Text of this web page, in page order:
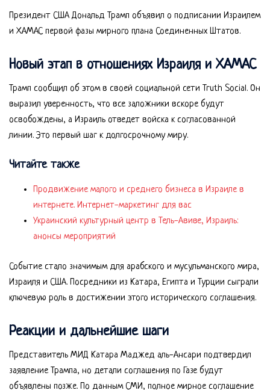
Президент США Дональд Трамп объявил о подписании Израилем
и ХАМАС первой фазы мирного плана Соединенных Штатов.
Новый этап в отношениях Израиля и ХАМАС
Трамп сообщил об этом в своей социальной сети Truth Social. Он
выразил уверенность, что все заложники вскоре будут
освобождены, а Израиль отведет войска к согласованной
линии. Это первый шаг к долгосрочному миру.
Читайте также
Продвижение малого и среднего бизнеса в Израиле в
интернете. Интернет-маркетинг для вас
Украинский культурный центр в Тель-Авиве, Израиль:
анонсы мероприятий
Событие стало значимым для арабского и мусульманского мира,
Израиля и США. Посредники из Катара, Египта и Турции сыграли
ключевую роль в достижении этого исторического соглашения.
Реакции и дальнейшие шаги
Представитель МИД Катара Маджед аль-Ансари подтвердил
заявление Трампа, но детали соглашения по Газе будут
объявлены позже. По данным СМИ, полное мирное соглашение